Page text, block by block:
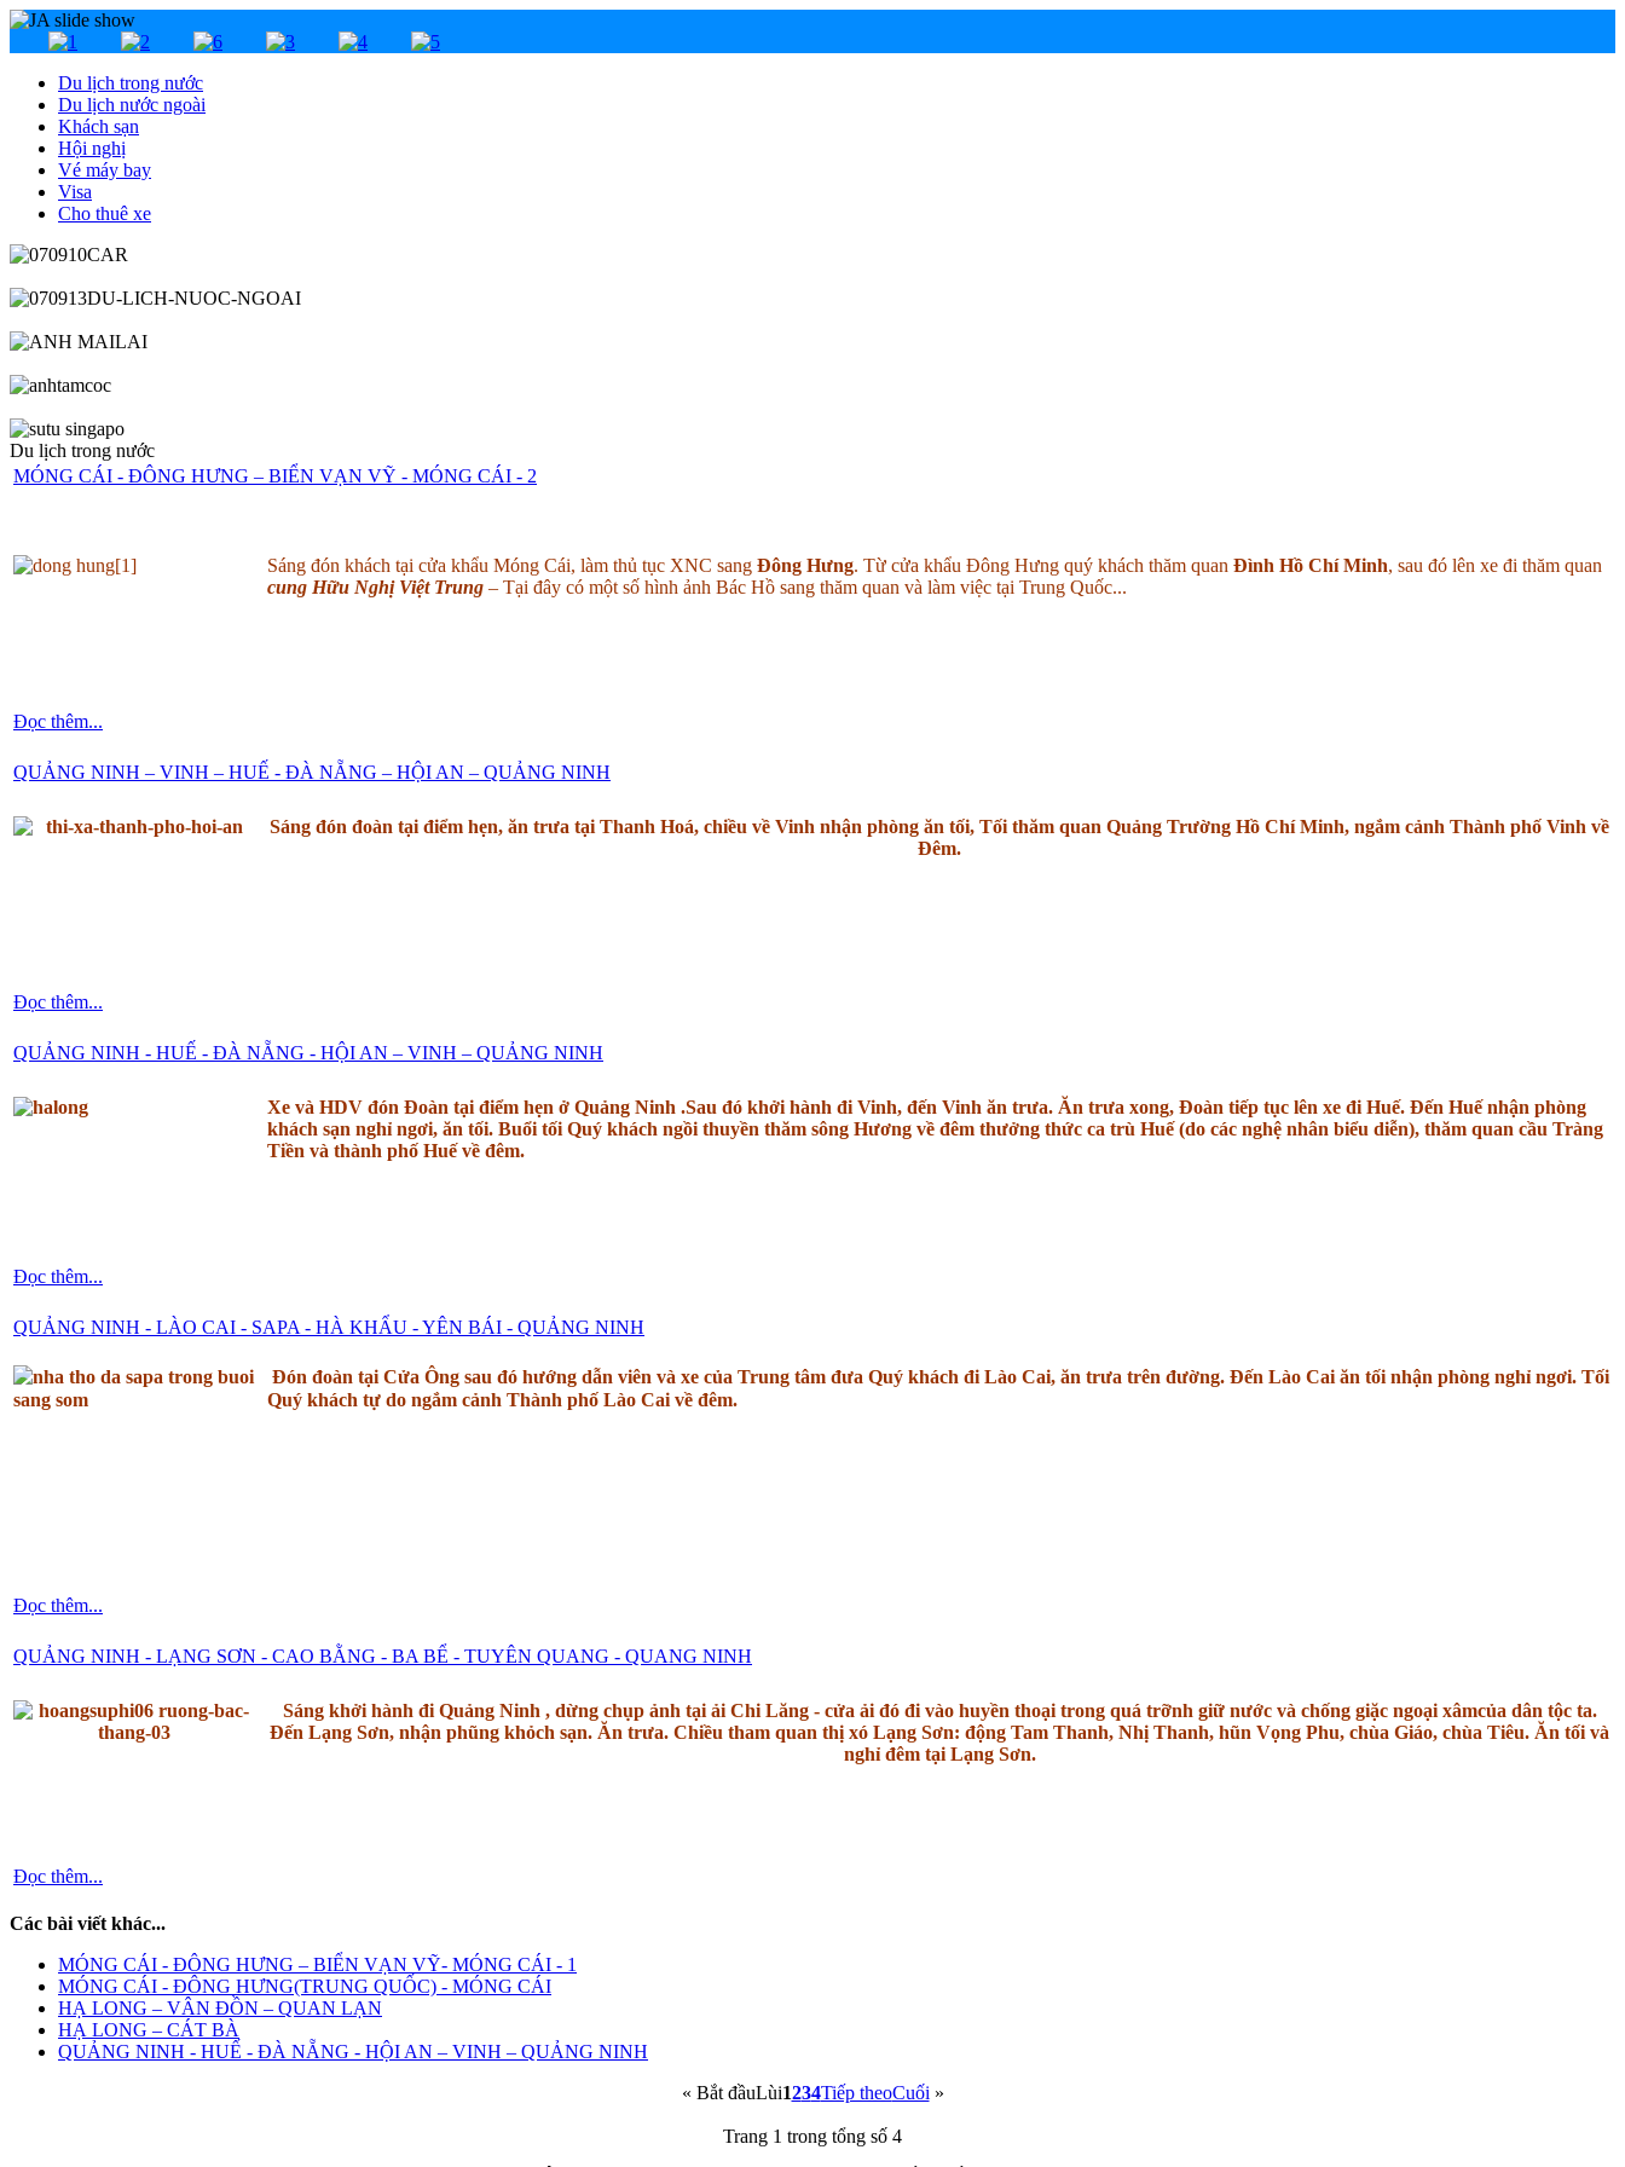
Du lịch trong nước
Du lịch nước ngoài
Khách sạn
Hội nghị
Vé máy bay
Visa
Cho thuê xe
Du lịch trong nước
MÓNG CÁI - ĐÔNG HƯNG – BIỂN VẠN VỸ - MÓNG CÁI - 2
Sáng đón khách tại cửa khẩu Móng Cái, làm thủ tục XNC sang Đông Hưng. Từ cửa khẩu Đông Hưng quý khách thăm quan Đình Hồ Chí Minh, sau đó lên xe đi thăm quan
cung Hữu Nghị Việt Trung – Tại đây có một số hình ảnh Bác Hồ sang thăm quan và làm việc tại Trung Quốc...
Đọc thêm...
QUẢNG NINH – VINH – HUẾ - ĐÀ NẴNG – HỘI AN – QUẢNG NINH
Sáng đón đoàn tại điểm hẹn, ăn trưa tại Thanh Hoá, chiều về Vinh nhận phòng ăn tối, Tối thăm quan Quảng Trường Hồ Chí Minh, ngắm cảnh Thành phố Vinh về
Đêm.
Đọc thêm...
QUẢNG NINH - HUẾ - ĐÀ NẴNG - HỘI AN – VINH – QUẢNG NINH
Xe và HDV đón Đoàn tại điểm hẹn ở Quảng Ninh .Sau đó khởi hành đi Vinh, đến Vinh ăn trưa. Ăn trưa xong, Đoàn tiếp tục lên xe đi Huế. Đến Huế nhận phòng
khách sạn nghỉ ngơi, ăn tối. Buổi tối Quý khách ngồi thuyền thăm sông Hương về đêm thưởng thức ca trù Huế (do các nghệ nhân biểu diễn), thăm quan cầu Tràng
Tiền và thành phố Huế về đêm.
Đọc thêm...
QUẢNG NINH - LÀO CAI - SAPA - HÀ KHẨU - YÊN BÁI - QUẢNG NINH
Đón đoàn tại Cửa Ông sau đó hướng dẫn viên và xe của Trung tâm đưa Quý khách đi Lào Cai, ăn trưa trên đường. Đến Lào Cai ăn tối nhận phòng nghỉ ngơi. Tối
Quý khách tự do ngắm cảnh Thành phố Lào Cai về đêm.
Đọc thêm...
QUẢNG NINH - LẠNG SƠN - CAO BẰNG - BA BỂ - TUYÊN QUANG - QUANG NINH
Sáng khởi hành điQuảng Ninh , dừng chụp ảnh tại ải Chi Lăng - cửa ải đó đi vào huyền thoại trong quá trỡnh giữ nước và chống giặc ngoại xâmcủa dân tộc ta.
Đến Lạng Sơn, nhận phũng khỏch sạn. Ăn trưa. Chiều tham quan thị xó Lạng Sơn: động Tam Thanh, Nhị Thanh, hũn Vọng Phu, chùa Giáo, chùa Tiêu. Ăn tối và
nghỉ đêm tại Lạng Sơn.
Đọc thêm...
Các bài viết khác...
MÓNG CÁI - ĐÔNG HƯNG – BIỂN VẠN VỸ- MÓNG CÁI - 1
MÓNG CÁI - ĐÔNG HƯNG(TRUNG QUỐC) - MÓNG CÁI
HẠ LONG – VÂN ĐỒN – QUAN LẠN
HẠ LONG – CÁT BÀ
QUẢNG NINH - HUẾ - ĐÀ NẴNG - HỘI AN – VINH – QUẢNG NINH
« Bắt đầuLùi1234Tiếp theoCuối »
Trang 1 trong tổng số 4